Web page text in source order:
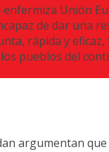
enfermiza Unión
de dar una
rápida y
los pueblos del
argumentan que